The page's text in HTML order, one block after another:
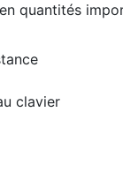
quantités
clavier